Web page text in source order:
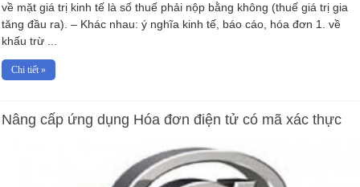
về mặt giá trị kinh tế là số thuế phải nộp bằng không (thuế giá trị gia
tăng đầu ra). – Khác nhau: ý nghĩa kinh tế, báo cáo, hóa đơn 1. về
khấu trừ ...
Chi tiết »
Nâng cấp ứng dụng Hóa đơn điện tử có mã xác thực